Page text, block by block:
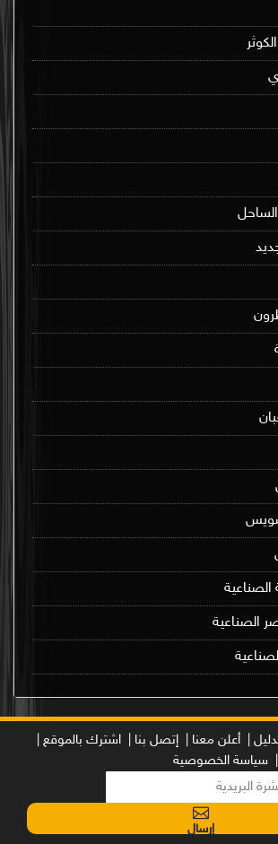
الصناعية
| أعلن معنا | إتصل بنا |
اشترك بالموقع |
سياسة الخصوصية
إرسال